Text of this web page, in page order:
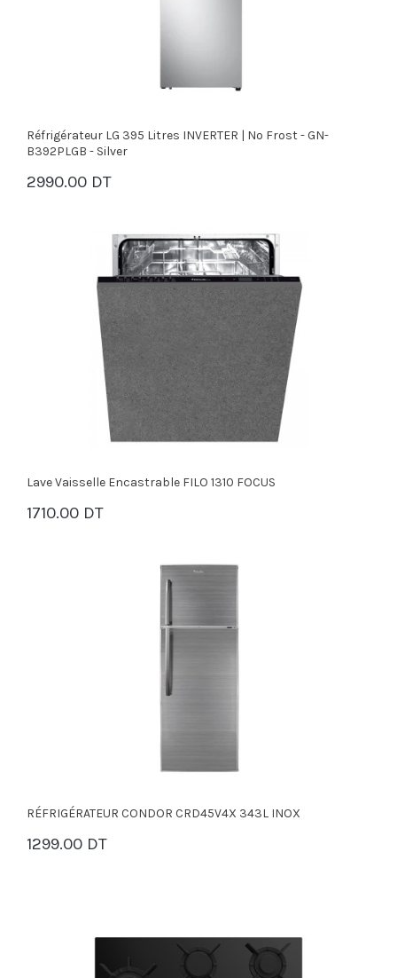
Réfrigérateur LG 395 Litres INVERTER | No Frost - GN-
B392PLGB - Silver
2990.00 DT
PANIER
Lave Vaisselle Encastrable FILO 1310 FOCUS
1710.00 DT
PANIER
RÉFRIGÉRATEUR CONDOR CRD45V4X 343L INOX
1299.00 DT
PANIER